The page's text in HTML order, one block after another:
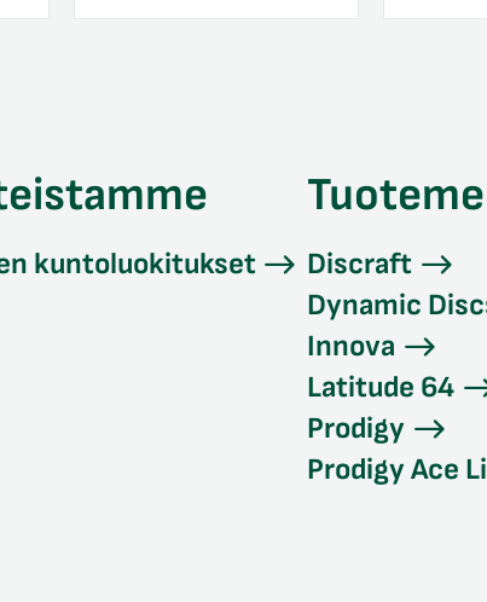
kuntoluokitukset
Discraft
Dynamic
Innova
Latitude 64
Prodigy
Prodigy Ace